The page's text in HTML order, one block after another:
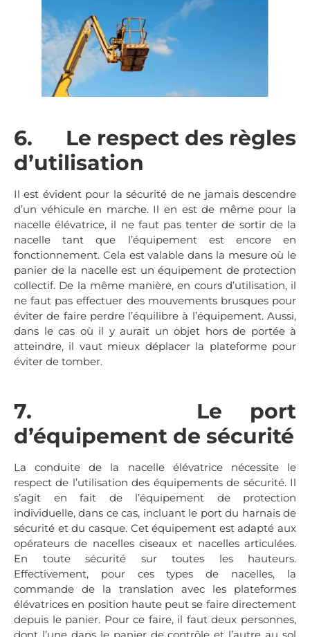
6. Le respect des règles
d’utilisation
Il est évident pour la sécurité de ne jamais descendre
d’un véhicule en marche. Il en est de même pour la
nacelle élévatrice, il ne faut pas tenter de sortir de la
nacelle tant que l’équipement est encore en
fonctionnement. Cela est valable dans la mesure où le
panier de la nacelle est un équipement de protection
collectif. De la même manière, en cours d’utilisation, il
ne faut pas effectuer des mouvements brusques pour
éviter de faire perdre l’équilibre à l’équipement. Aussi,
dans le cas où il y aurait un objet hors de portée à
atteindre, il vaut mieux déplacer la plateforme pour
éviter de tomber.
7. Le port
d’équipement de sécurité
La conduite de la nacelle élévatrice nécessite le
respect de l’utilisation des équipements de sécurité. Il
s’agit en fait de l’équipement de protection
individuelle, dans ce cas, incluant le port du harnais de
sécurité et du casque. Cet équipement est adapté aux
opérateurs de nacelles ciseaux et nacelles articulées.
En toute sécurité sur toutes les hauteurs.
Effectivement, pour ces types de nacelles, la
commande de la translation avec les plateformes
élévatrices en position haute peut se faire directement
depuis le panier. Pour ce faire, il faut deux personnes,
dont l’une dans le panier de contrôle et l’autre au sol